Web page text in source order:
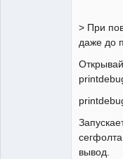
> При
даже до
вывод.